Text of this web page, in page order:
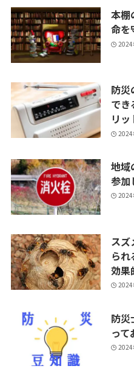
本棚
命を
2024
防災
でき
リッ
2024
地域
参加
2024
スズ
ら
効果
2024
防災
って
2024